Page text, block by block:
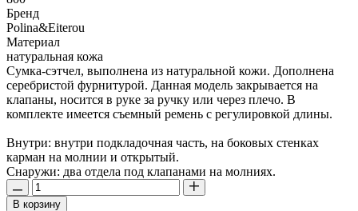
Бренд
Polina&Eiterou
Материал
натуральная кожа
Сумка-сэтчел, выполнена из натуральной кожи. Дополнена
серебристой фурнитурой. Данная модель закрывается на
клапаны, носится в руке за ручку или через плечо. В
комплекте имеется съемный ремень с регулировкой длины.
Внутри: внутри подкладочная часть, на боковых стенках
карман на молнии и открытый.
Снаружи: два отдела под клапанами на молниях.
В корзину